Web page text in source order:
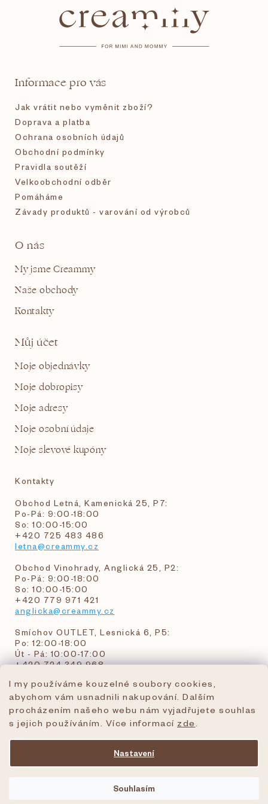
I my používáme kouzelné soubory cookies,
abychom vám usnadnili nakupování. Dalším
procházením našeho webu nám vyjadřujete souhlas
s jejich používáním. Více informací zde
Nastavení
Souhlasím
Informace pro vás
Jak vrátit nebo vyměnit zboží?
Doprava a platba
Ochrana osobních údajů
Obchodní podmínky
Pravidla soutěží
Velkoobchodní odběr
Pomáháme
Závady produktů - varování od výrobců
O nás
My jsme Creammy
Naše obchody
Kontakty
Můj účet
Moje objednávky
Moje dobropisy
Moje adresy
Moje osobní údaje
Moje slevové kupóny
Kontakty
Obchod Letná, Kamenická 25, P7:
Po-Pá: 9:00-18:00
So: 10:00-15:00
+420 725 483 486
letna@creammy.cz
Obchod Vinohrady, Anglická 25, P2:
Po-Pá: 9:00-18:00
So: 10:00-15:00
+420 779 971 421
anglicka@creammy.cz
Smíchov OUTLET, Lesnická 6, P5:
Po: 12:00-18:00
Út - Pá: 10:00-17:00
+420 724 349 968
objednavky@creammy.cz
tel:+420 724 349 968
creammy.cz